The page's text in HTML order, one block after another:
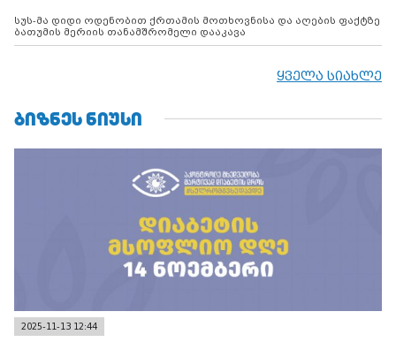
სუს-მა დიდი ოდენობით ქრთამის მოთხოვნისა და აღების ფაქტზე
ბათუმის მერიის თანამშრომელი დააკავა
ყველა სიახლე
ᲑᲘᲖᲜᲔᲡ ᲜᲘᲣᲡᲘ
2025-11-13 12:44